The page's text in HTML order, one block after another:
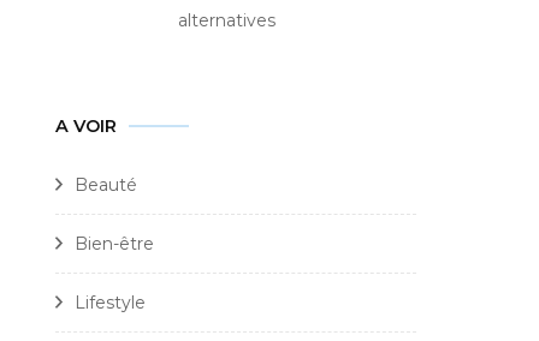
alternatives
A VOIR
Beauté
Bien-être
Lifestyle